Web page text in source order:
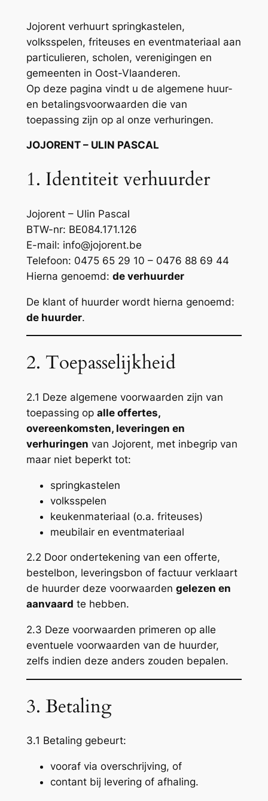
Jojorent verhuurt springkastelen,
volksspelen, friteuses en eventmateriaal aan
particulieren, scholen, verenigingen en
gemeenten in Oost-Vlaanderen.
Op deze pagina vindt u de algemene huur-
en betalingsvoorwaarden die van
toepassing zijn op al onze verhuringen.
JOJORENT – ULIN PASCAL
1. Identiteit verhuurder
Jojorent – Ulin Pascal
BTW-nr: BE084.171.126
E-mail: info@jojorent.be
Telefoon: 0475 65 29 10 – 0476 88 69 44
Hierna genoemd: de verhuurder
De klant of huurder wordt hierna genoemd:
de huurder.
2. Toepasselijkheid
2.1 Deze algemene voorwaarden zijn van
toepassing op alle offertes,
overeenkomsten, leveringen en
verhuringen van Jojorent, met inbegrip van
maar niet beperkt tot:
springkastelen
volksspelen
keukenmateriaal (o.a. friteuses)
meubilair en eventmateriaal
2.2 Door ondertekening van een offerte,
bestelbon, leveringsbon of factuur verklaart
de huurder deze voorwaarden gelezen en
aanvaard te hebben.
2.3 Deze voorwaarden primeren op alle
eventuele voorwaarden van de huurder,
zelfs indien deze anders zouden bepalen.
3. Betaling
3.1 Betaling gebeurt:
vooraf via overschrijving, of
contant bij levering of afhaling.